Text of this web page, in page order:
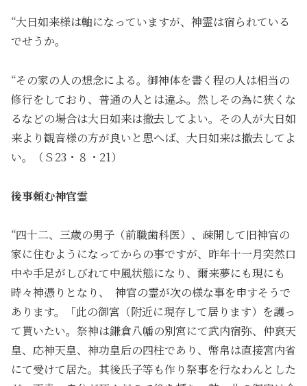
“大日如来様は軸になっていますが、神霊は宿られている
でせうか。
“その家の人の想念による。御神体を書く程の人は相当の
修行をしており、普通の人とは違ふ。然しその為に狭くな
るなどの場合は大日如来は撤去してよい。その人が大日如
来より観音様の方が良いと思へば、大日如来は撤去してよ
い。（Ｓ23・８・21）
後事頼む神官霊
“四十二、三歳の男子（前職歯科医）、疎開して旧神官の
家に住むようになってからの事ですが、昨年十一月突然口
中や手足がしびれて中風状態になり、爾来夢にも現にも
時々神憑りとなり、 神官の霊が次の様な事を申すそうで
あります。「此の御宮（附近に現存して居ります）を護っ
て貰いたい。祭神は鎌倉八幡の別宮にて武内宿弥、仲哀天
皇、応神天皇、神功皇后の四柱であり、幣帛は直接宮内省
にて受けて居た。其後氏子等も作り祭事を行なわんとした